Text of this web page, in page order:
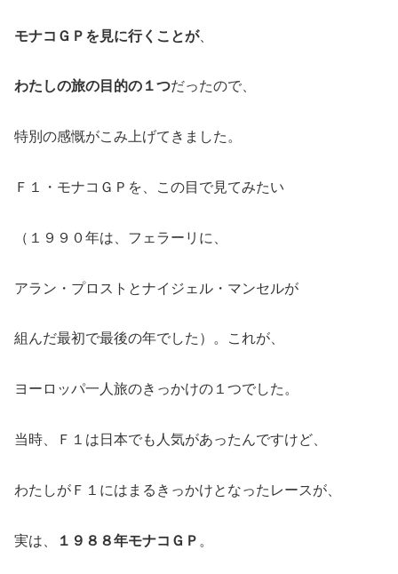
モナコＧＰを見に行くことが、
わたしの旅の目的の１つだったので、
特別の感慨がこみ上げてきました。
Ｆ１・モナコＧＰを、この目で見てみたい
（１９９０年は、フェラーリに、
アラン・プロストとナイジェル・マンセルが
組んだ最初で最後の年でした）。これが、
ヨーロッパ一人旅のきっかけの１つでした。
当時、Ｆ１は日本でも人気があったんですけど、
わたしがＦ１にはまるきっかけとなったレースが、
実は、 １９８８年モナコＧＰ 。